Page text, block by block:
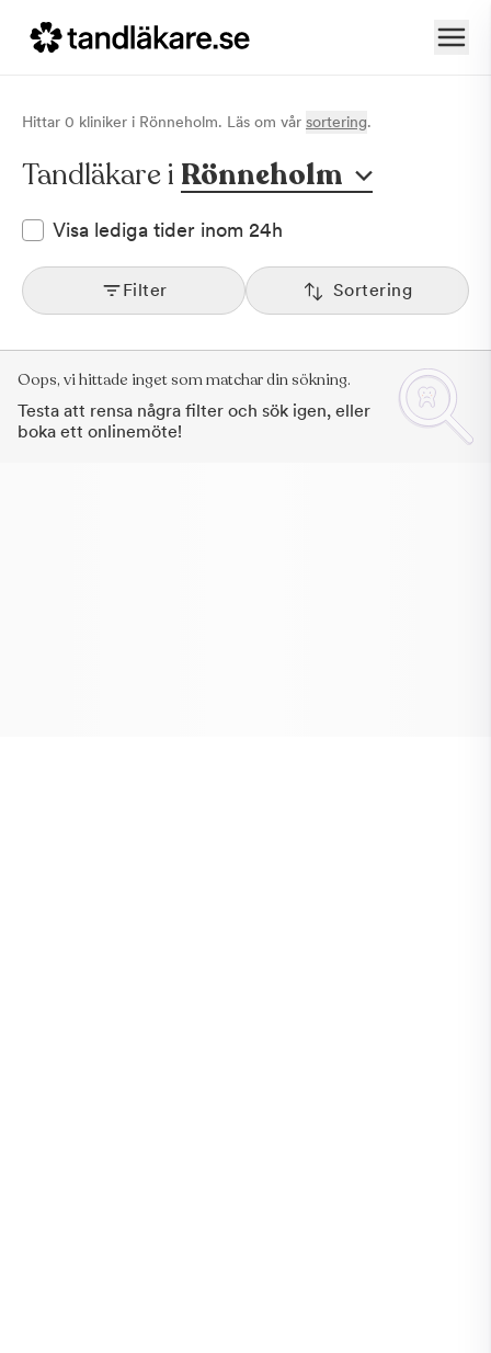
Hittar 0 kliniker i Rönneholm. Läs om vår sortering.
Tandläkare i Rönneholm
Visa lediga tider inom 24h
Filter Sortering
Oops, vi hittade inget som matchar din sökning.
Testa att rensa några filter och sök igen, eller
boka ett onlinemöte!